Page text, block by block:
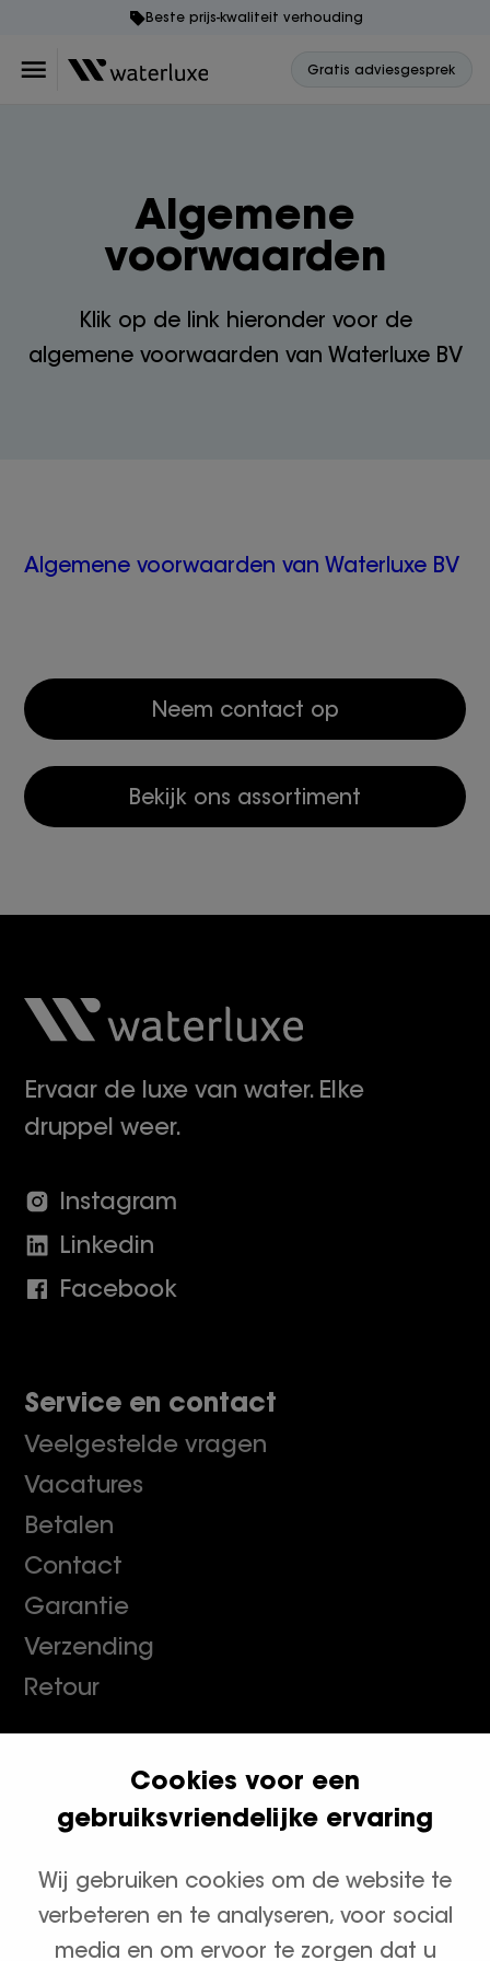
Beste prijs-kwaliteit verhouding
Gratis adviesgesprek
Algemene
voorwaarden
Klik op de link hieronder voor de
algemene voorwaarden van Waterluxe BV
Algemene voorwaarden van Waterluxe BV
Neem contact op
Bekijk ons assortiment
Ervaar de luxe van water. Elke
druppel weer.
Instagram
Linkedin
Facebook
Service en contact
Veelgestelde vragen
Vacatures
Betalen
Contact
Garantie
Verzending
Retour
Klanten geven ons een 9.8
Productcategorieën
Waterontharders
Cookies voor een
gebruiksvriendelijke ervaring
Wij gebruiken cookies om de website te
verbeteren en te analyseren, voor social
media en om ervoor te zorgen dat u